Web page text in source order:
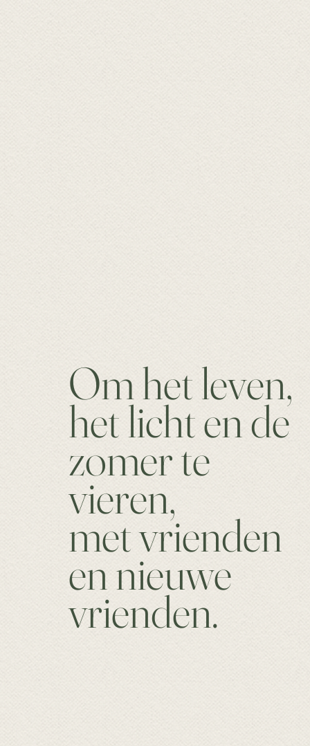
Om het leven,
het licht en de
zomer te
vieren,
met vrienden
en nieuwe
vrienden.